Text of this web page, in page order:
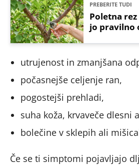
PREBERITE TUDI
Poletna
jo pravilno
utrujenost in zmanjšana
počasnejše celjenje ran,
pogostejši prehladi,
suha koža, krvaveče dlesni
bolečine v sklepih ali
Če se ti simptomi pojavljajo